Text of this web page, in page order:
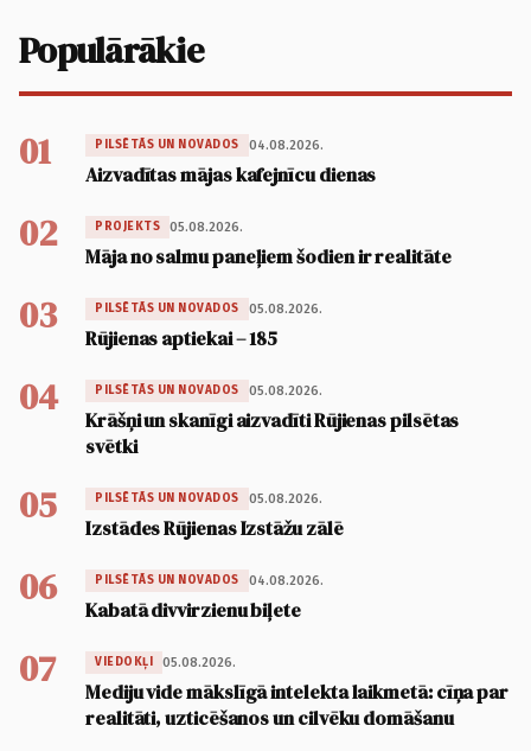
Populārākie
01 PILSĒTĀS UN NOVADOS 04.08.2026.
Aizvadītas mājas kafejnīcu dienas
02 PROJEKTS 05.08.2026.
Māja no salmu paneļiem šodien ir realitāte
03 PILSĒTĀS UN NOVADOS 05.08.2026.
Rūjienas aptiekai – 185
04 PILSĒTĀS UN NOVADOS 05.08.2026.
Krāšņi un skanīgi aizvadīti Rūjienas pilsētas
svētki
05 PILSĒTĀS UN NOVADOS 05.08.2026.
Izstādes Rūjienas Izstāžu zālē
06 PILSĒTĀS UN NOVADOS 04.08.2026.
Kabatā divvirzienu biļete
07 VIEDOKĻI 05.08.2026.
Mediju vide mākslīgā intelekta laikmetā: cīņa par
realitāti, uzticēšanos un cilvēku domāšanu